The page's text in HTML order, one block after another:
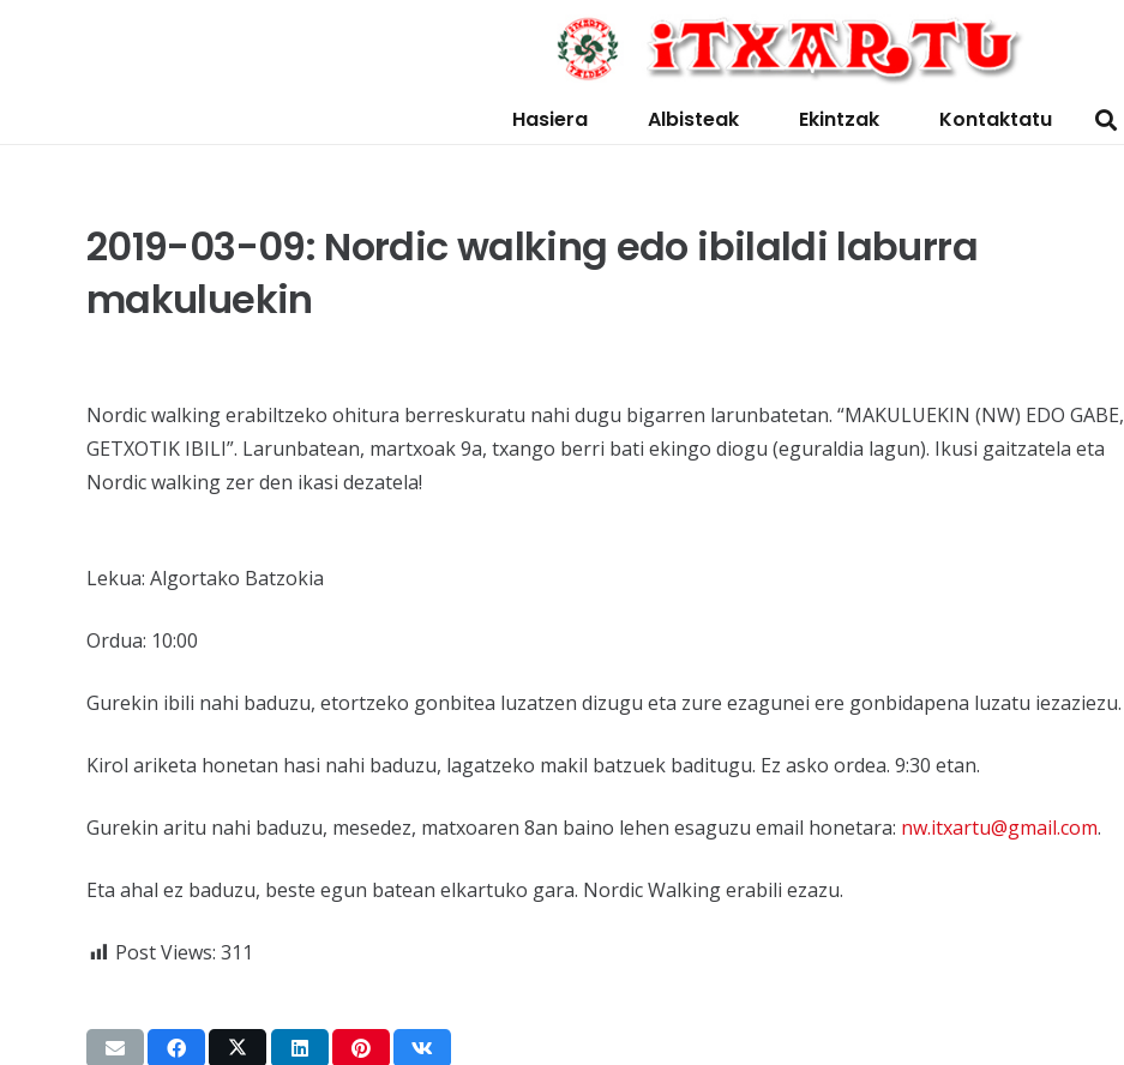
Hasiera Albisteak Ekintzak Kontaktatu
2019-03-09: Nordic walking edo ibilaldi laburra
makuluekin
Nordic walking erabiltzeko ohitura berreskuratu nahi dugu bigarren larunbatetan. “MAKULUEKIN (NW) EDO GABE,
GETXOTIK IBILI”. Larunbatean, martxoak 9a, txango berri bati ekingo diogu (eguraldia lagun). Ikusi gaitzatela eta
Nordic walking zer den ikasi dezatela!
Lekua: Algortako Batzokia
Ordua: 10:00
Gurekin ibili nahi baduzu, etortzeko gonbitea luzatzen dizugu eta zure ezagunei ere gonbidapena luzatu iezaziezu.
Kirol ariketa honetan hasi nahi baduzu, lagatzeko makil batzuek baditugu. Ez asko ordea. 9:30 etan.
Gurekin aritu nahi baduzu, mesedez, matxoaren 8an baino lehen esaguzu email honetara: nw.itxartu@gmail.com.
Eta ahal ez baduzu, beste egun batean elkartuko gara. Nordic Walking erabili ezazu.
Post Views: 311